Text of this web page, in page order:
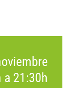
a 21:30h